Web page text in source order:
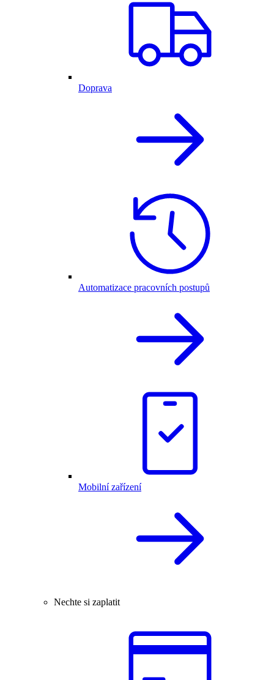
Doprava
Automatizace pracovních postupů
Mobilní zařízení
Nechte si zaplatit